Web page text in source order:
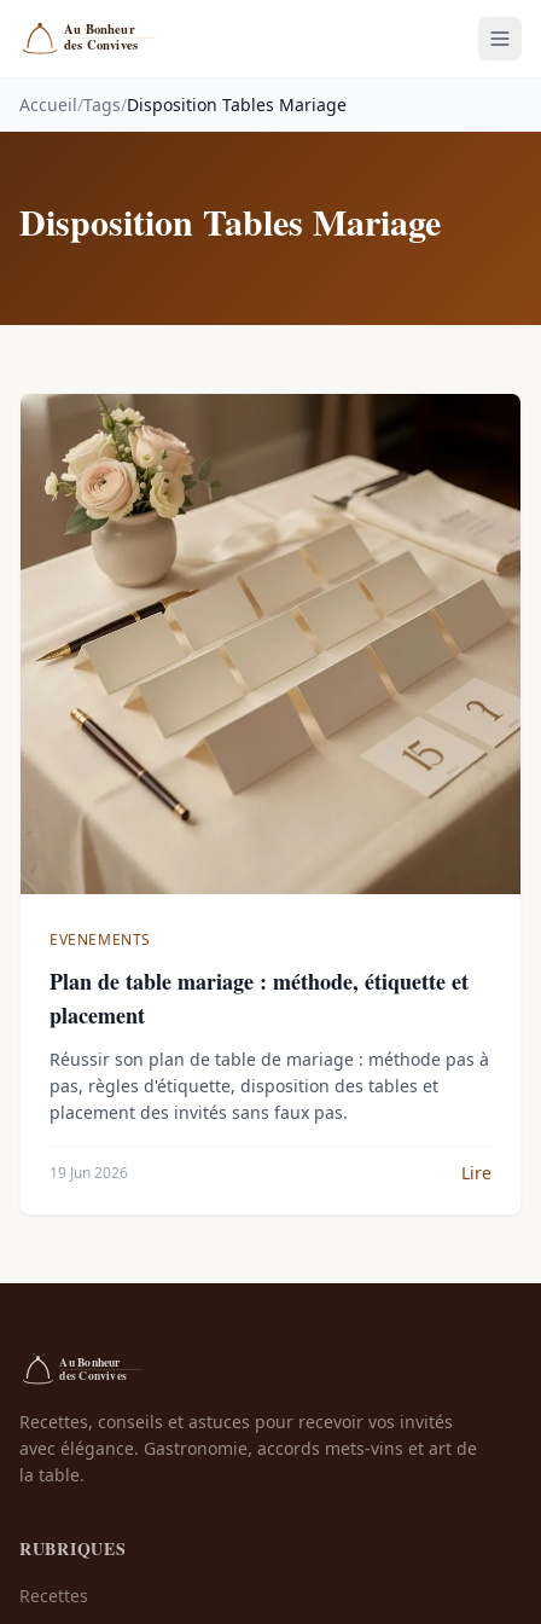
Accueil/Tags/Disposition Tables Mariage
Disposition Tables Mariage
EVENEMENTS
Plan de table mariage : méthode, étiquette et
placement
Réussir son plan de table de mariage : méthode pas à
pas, règles d'étiquette, disposition des tables et
placement des invités sans faux pas.
19 Jun 2026 Lire
Recettes, conseils et astuces pour recevoir vos invités
avec élégance. Gastronomie, accords mets-vins et art de
la table.
RUBRIQUES
Recettes